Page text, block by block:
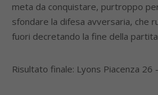
meta da conquistare, purtroppo
sfondare la difesa avversaria, che
fuori decretando la fine della
Risultato finale: Lyons Piacenza 26